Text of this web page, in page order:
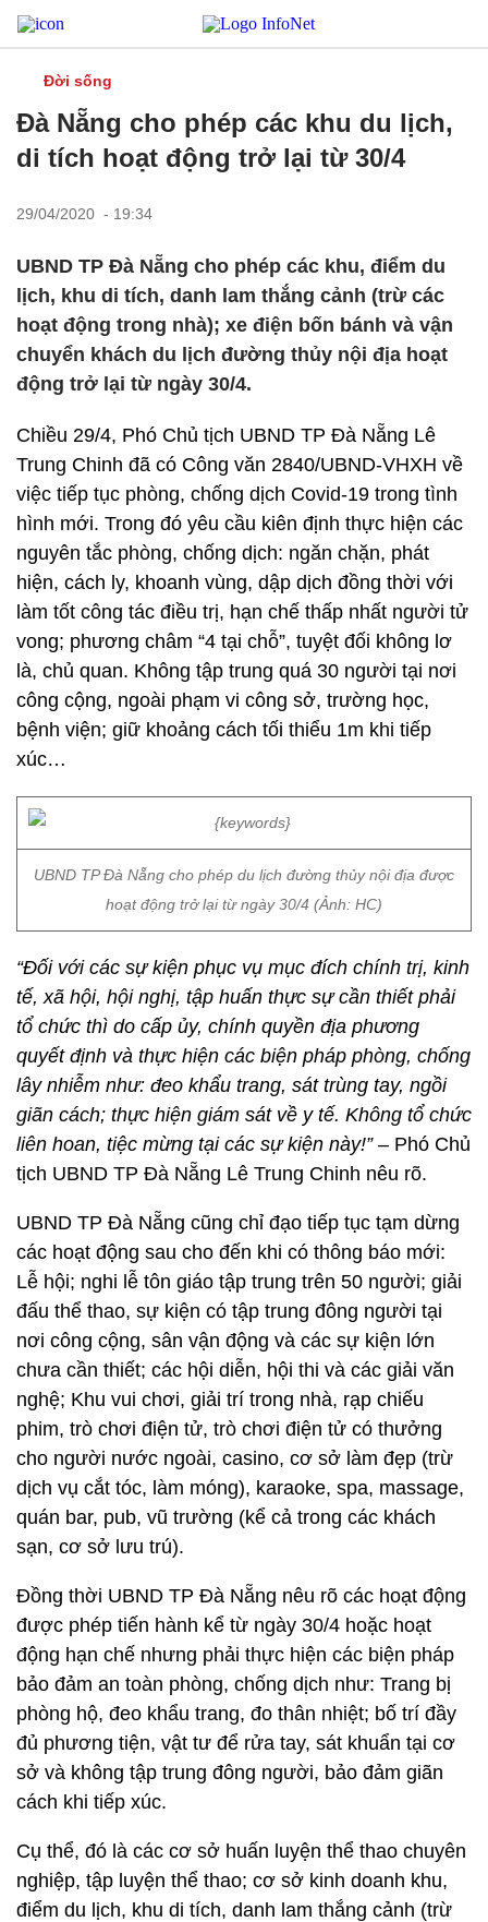
Đời sống
Đà Nẵng cho phép các khu du lịch,
di tích hoạt động trở lại từ 30/4
29/04/2020 - 19:34
UBND TP Đà Nẵng cho phép các khu, điểm du
lịch, khu di tích, danh lam thắng cảnh (trừ các
hoạt động trong nhà); xe điện bốn bánh và vận
chuyển khách du lịch đường thủy nội địa hoạt
động trở lại từ ngày 30/4.
Chiều 29/4, Phó Chủ tịch UBND TP Đà Nẵng Lê
Trung Chinh đã có Công văn 2840/UBND-VHXH về
việc tiếp tục phòng, chống dịch Covid-19 trong tình
hình mới. Trong đó yêu cầu kiên định thực hiện các
nguyên tắc phòng, chống dịch: ngăn chặn, phát
hiện, cách ly, khoanh vùng, dập dịch đồng thời với
làm tốt công tác điều trị, hạn chế thấp nhất người tử
vong; phương châm “4 tại chỗ”, tuyệt đối không lơ
là, chủ quan. Không tập trung quá 30 người tại nơi
công cộng, ngoài phạm vi công sở, trường học,
bệnh viện; giữ khoảng cách tối thiểu 1m khi tiếp
xúc…
UBND TP Đà Nẵng cho phép du lịch đường thủy nội địa được
hoạt động trở lại từ ngày 30/4 (Ảnh: HC)
“Đối với các sự kiện phục vụ mục đích chính trị, kinh
tế, xã hội, hội nghị, tập huấn thực sự cần thiết phải
tổ chức thì do cấp ủy, chính quyền địa phương
quyết định và thực hiện các biện pháp phòng, chống
lây nhiễm như: đeo khẩu trang, sát trùng tay, ngồi
giãn cách; thực hiện giám sát về y tế. Không tổ chức
liên hoan, tiệc mừng tại các sự kiện này!”– Phó Chủ
tịch UBND TP Đà Nẵng Lê Trung Chinh nêu rõ.
UBND TP Đà Nẵng cũng chỉ đạo tiếp tục tạm dừng
các hoạt động sau cho đến khi có thông báo mới:
Lễ hội; nghi lễ tôn giáo tập trung trên 50 người; giải
đấu thể thao, sự kiện có tập trung đông người tại
nơi công cộng, sân vận động và các sự kiện lớn
chưa cần thiết; các hội diễn, hội thi và các giải văn
nghệ; Khu vui chơi, giải trí trong nhà, rạp chiếu
phim, trò chơi điện tử, trò chơi điện tử có thưởng
cho người nước ngoài, casino, cơ sở làm đẹp (trừ
dịch vụ cắt tóc, làm móng), karaoke, spa, massage,
quán bar, pub, vũ trường (kể cả trong các khách
sạn, cơ sở lưu trú).
Đồng thời UBND TP Đà Nẵng nêu rõ các hoạt động
được phép tiến hành kể từ ngày 30/4 hoặc hoạt
động hạn chế nhưng phải thực hiện các biện pháp
bảo đảm an toàn phòng, chống dịch như: Trang bị
phòng hộ, đeo khẩu trang, đo thân nhiệt; bố trí đầy
đủ phương tiện, vật tư để rửa tay, sát khuẩn tại cơ
sở và không tập trung đông người, bảo đảm giãn
cách khi tiếp xúc.
Cụ thể, đó là các cơ sở huấn luyện thể thao chuyên
nghiệp, tập luyện thể thao; cơ sở kinh doanh khu,
điểm du lịch, khu di tích, danh lam thắng cảnh (trừ